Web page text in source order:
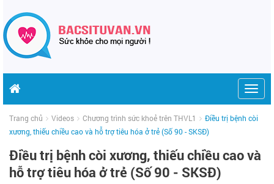
Trang chủ Videos Chương trình sức khoẻ trên THVL1
Điều trị bệnh còi
xương, thiếu chiều cao và hỗ trợ tiêu hóa ở trẻ (Số 90 - SKSĐ)
Điều trị bệnh còi xương, thiếu chiều cao và
hỗ trợ tiêu hóa ở trẻ (Số 90 - SKSĐ)